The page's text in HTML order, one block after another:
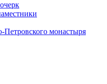
монастыря